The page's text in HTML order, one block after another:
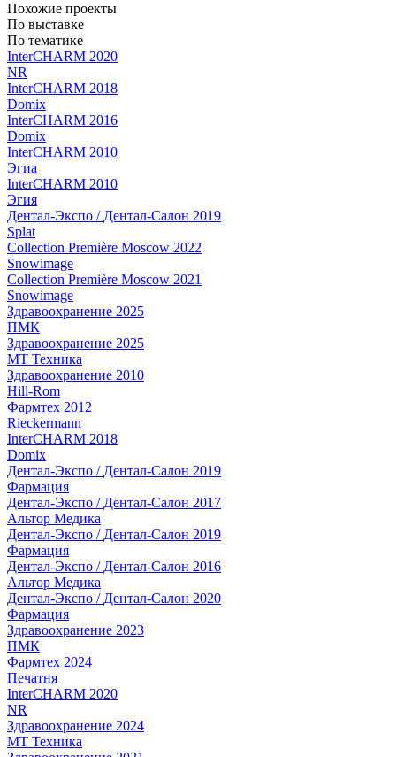
Похожие проекты
По выставке
По тематике
InterCHARM 2020
NR
InterCHARM 2018
Domix
InterCHARM 2016
Domix
InterCHARM 2010
Эгиа
InterCHARM 2010
Эгия
Дентал-Экспо / Дентал-Салон 2019
Splat
Collection Première Moscow 2022
Snowimage
Collection Première Moscow 2021
Snowimage
Здравоохранение 2025
ПМК
Здравоохранение 2025
МТ Техника
Здравоохранение 2010
Hill-Rom
Фармтех 2012
Rieckermann
InterCHARM 2018
Domix
Дентал-Экспо / Дентал-Салон 2019
Фармация
Дентал-Экспо / Дентал-Салон 2017
Альтор Медика
Дентал-Экспо / Дентал-Салон 2019
Фармация
Дентал-Экспо / Дентал-Салон 2016
Альтор Медика
Дентал-Экспо / Дентал-Салон 2020
Фармация
Здравоохранение 2023
ПМК
Фармтех 2024
Печатня
InterCHARM 2020
NR
Здравоохранение 2024
МТ Техника